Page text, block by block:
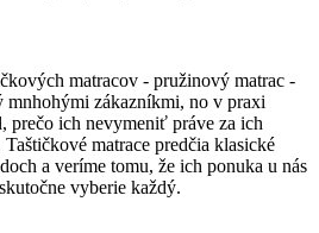
matracov - pružinový matrac -
mnhohými zákazníkmi, no v praxi
prečo ich nevymeniť práve za ich
matrace predčia klasické
a veríme tomu, že ich ponuka u nás
vyberie každý.